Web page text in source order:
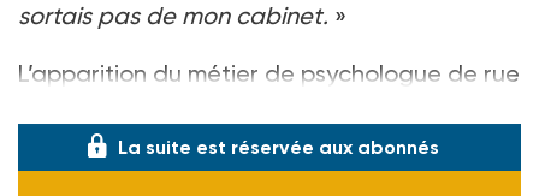
sortais pas de mon cabinet. »
L’apparition du métier de psychologue de rue
La suite est réservée aux abonnés